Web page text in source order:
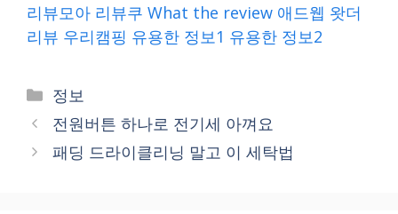
리뷰모아 리뷰쿠 What the review 애드웹 왓더
리뷰 우리캠핑 유용한 정보1 유용한 정보2
Categories
정보
전원버튼 하나로 전기세 아껴요
패딩 드라이클리닝 말고 이 세탁법